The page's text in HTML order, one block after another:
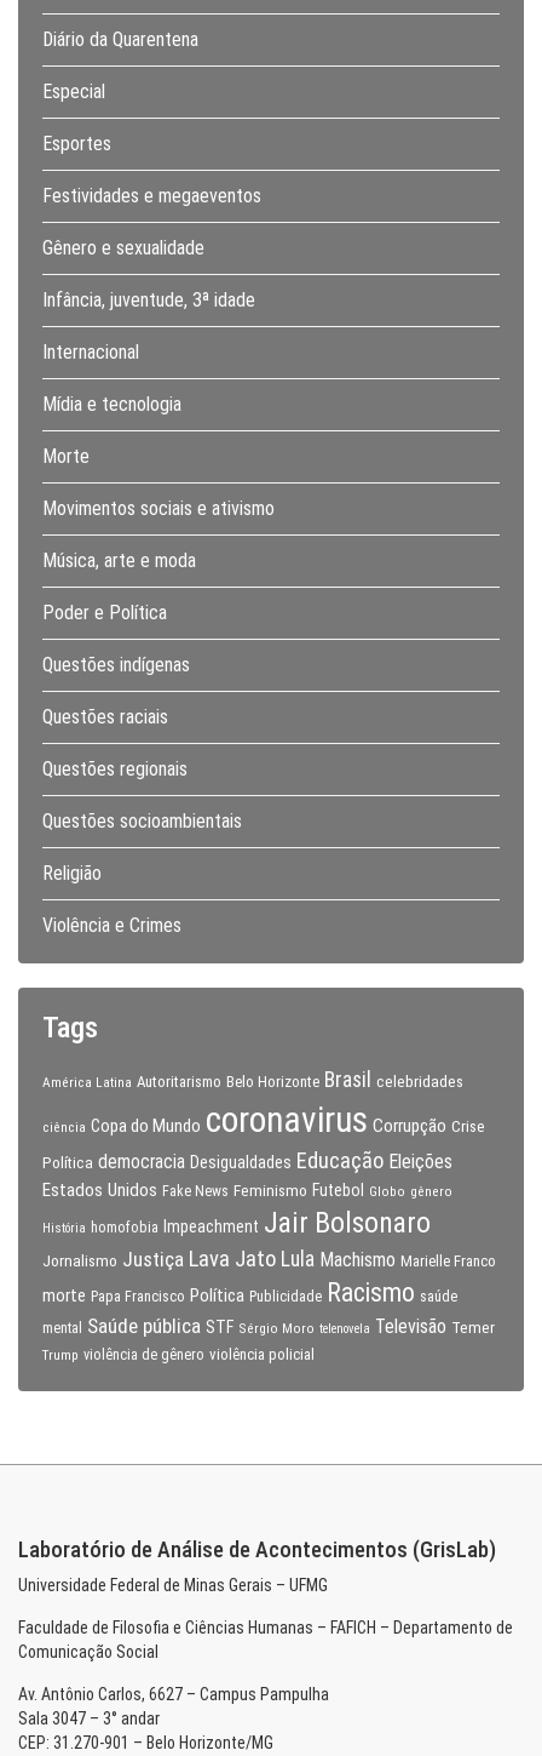
Diário da Quarentena
Especial
Esportes
Festividades e megaeventos
Gênero e sexualidade
Infância, juventude, 3ª idade
Internacional
Mídia e tecnologia
Morte
Movimentos sociais e ativismo
Música, arte e moda
Poder e Política
Questões indígenas
Questões raciais
Questões regionais
Questões socioambientais
Religião
Violência e Crimes
Tags
América Latina Autoritarismo Belo Horizonte Brasil celebridades
ciência Copa do Mundo coronavirus Corrupção Crise
Política democracia Desigualdades Educação Eleições
Estados Unidos Fake News Feminismo Futebol Globo gênero
História homofobia Impeachment Jair Bolsonaro
Jornalismo Justiça Lava Jato Lula Machismo Marielle Franco
morte Papa Francisco Política Publicidade Racismo saúde
mental
Saúde pública STF Sérgio Moro telenovela Televisão Temer
Trump violência de gênero violência policial
Laboratório de Análise de Acontecimentos (GrisLab)
Universidade Federal de Minas Gerais – UFMG
Faculdade de Filosofia e Ciências Humanas – FAFICH – Departamento de
Comunicação Social
Av. Antônio Carlos, 6627 – Campus Pampulha
Sala 3047 – 3° andar
CEP: 31.270-901 – Belo Horizonte/MG